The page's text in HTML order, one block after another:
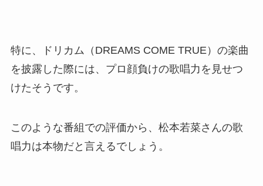
特に、ドリカム（DREAMS COME TRUE）の楽曲
を披露した際には、プロ顔負けの歌唱力を見せつ
けたそうです。
このような番組での評価から、松本若菜さんの歌
唱力は本物だと言えるでしょう。